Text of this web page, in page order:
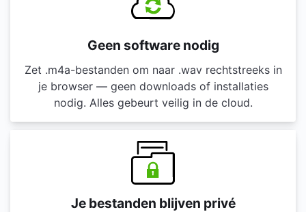
Geen software nodig
Zet .m4a-bestanden om naar .wav rechtstreeks in
je browser — geen downloads of installaties
nodig. Alles gebeurt veilig in de cloud.
Je bestanden blijven privé